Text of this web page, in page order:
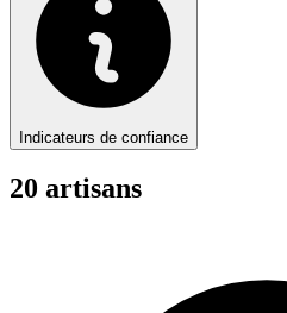
Indicateurs de confiance
20 artisans